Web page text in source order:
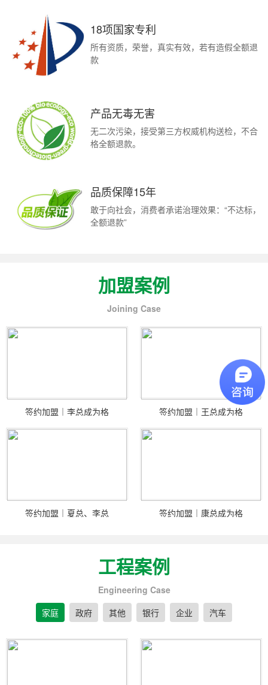
18项国家专利
所有资质，荣誉，真实有效，若有造假全额退
款
产品无毒无害
无二次污染，接受第三方权威机构送检，不合
格全额退款。
品质保障15年
敢于向社会，消费者承诺治理效果：“不达标，
全额退款”
加盟案例
Joining Case
签约加盟｜李总成为格 签约加盟｜王总成为格
签约加盟｜夏总、李总 签约加盟｜康总成为格
工程案例
Engineering Case
家庭
政府 其他 银行 企业 汽车